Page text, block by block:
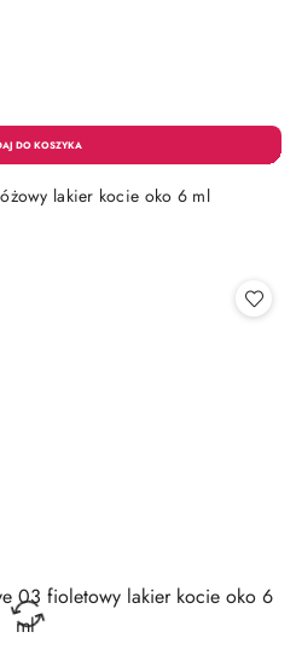
lakier kocie oko 6 ml